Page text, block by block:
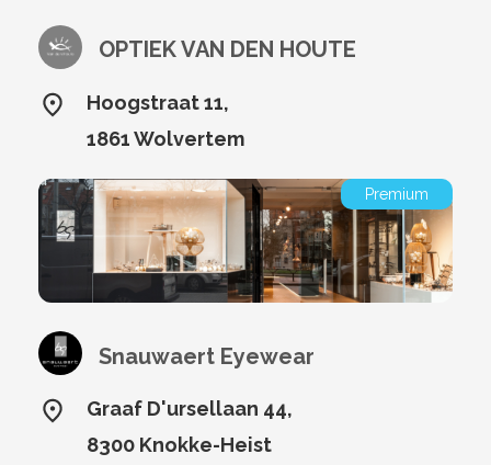
OPTIEK VAN DEN HOUTE
Hoogstraat 11,
1861 Wolvertem
Premium
Snauwaert Eyewear
Graaf D'ursellaan 44,
8300 Knokke-Heist